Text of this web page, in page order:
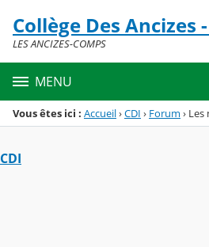
Menu de la rubrique
Contenu
Collège Des Ancizes -
LES ANCIZES-COMPS
MENU
Vous êtes ici : Accueil›CDI › Forum › Les
CDI